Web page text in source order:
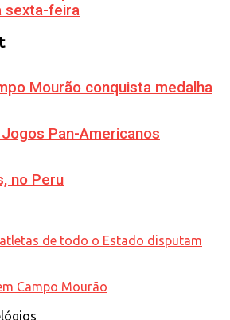
Mourão conquista medalha
Pan-Americanos
no Peru
sexta-feira